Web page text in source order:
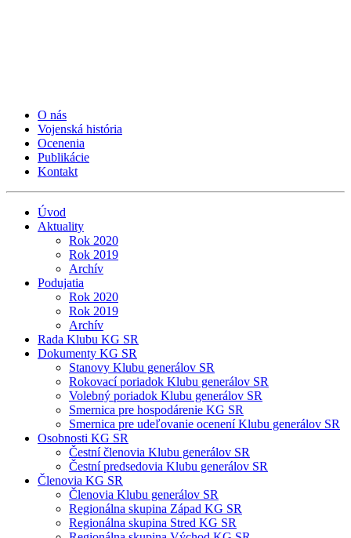
O nás
Vojenská história
Ocenenia
Publikácie
Kontakt
Úvod
Aktuality
Rok 2020
Rok 2019
Archív
Podujatia
Rok 2020
Rok 2019
Archív
Rada Klubu KG SR
Dokumenty KG SR
Stanovy Klubu generálov SR
Rokovací poriadok Klubu generálov SR
Volebný poriadok Klubu generálov SR
Smernica pre hospodárenie KG SR
Smernica pre udeľovanie ocenení Klubu generálov SR
Osobnosti KG SR
Čestní členovia Klubu generálov SR
Čestní predsedovia Klubu generálov SR
Členovia KG SR
Členovia Klubu generálov SR
Regionálna skupina Západ KG SR
Regionálna skupina Stred KG SR